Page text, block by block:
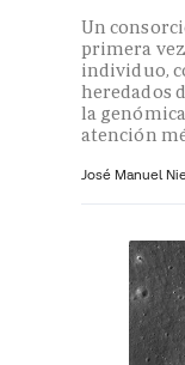
Un
primera
individuo,
heredados
la
atención
José Manuel